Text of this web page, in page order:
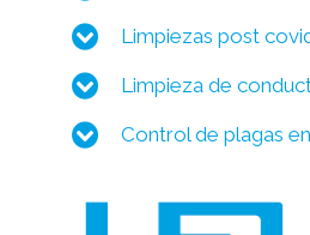
Limpiezas post
Limpieza de
Control de plagas